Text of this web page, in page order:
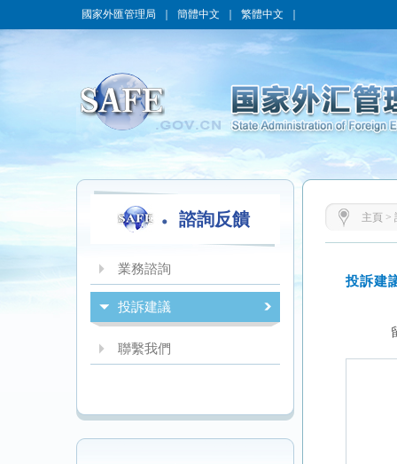
國家外匯管理局 簡體中文 繁體中文
諮詢反饋
業務諮詢
投訴建議
聯繫我們
主頁 >